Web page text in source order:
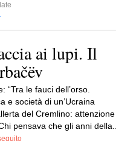
ai lupi. Il
“Tra le fauci dell’orso.
e società di un’Ucraina
del Cremlino: attenzione
pensava che gli anni